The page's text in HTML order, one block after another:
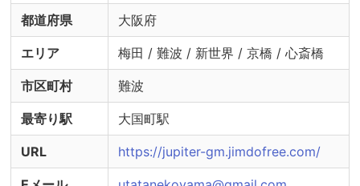
都道府県 大阪府
エリア 梅田 / 難波 / 新世界 / 京橋 / 心斎橋
市区町村 難波
最寄り駅 大国町駅
URL https://jupiter-gm.jimdofree.com/